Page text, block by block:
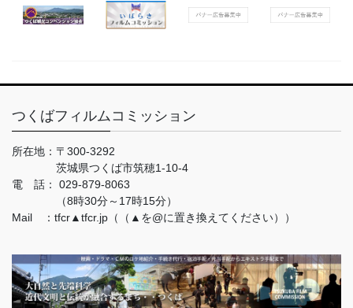
つくばフィルムコミッション
所在地： 〒300-3292
茨城県つくば市筑穂1-10-4
電 話： 029-879-8063
（8時30分～17時15分）
Mail ：tfcr▲tfcr.jp（（▲を@に置き換えてください））